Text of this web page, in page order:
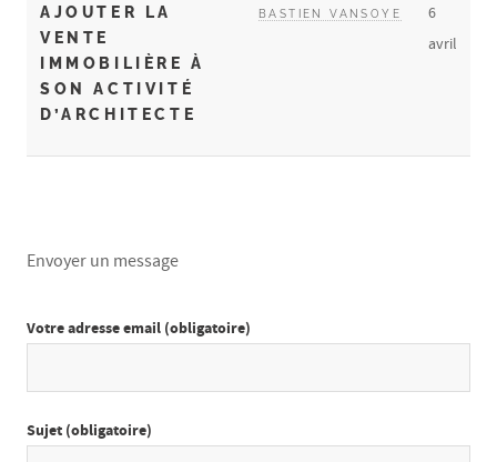
AJOUTER LA
VENTE
IMMOBILIÈRE À
SON ACTIVITÉ
D’ARCHITECTE
BASTIEN VANSOYE
6
avril
Envoyer un message
Votre adresse email (obligatoire)
Sujet (obligatoire)